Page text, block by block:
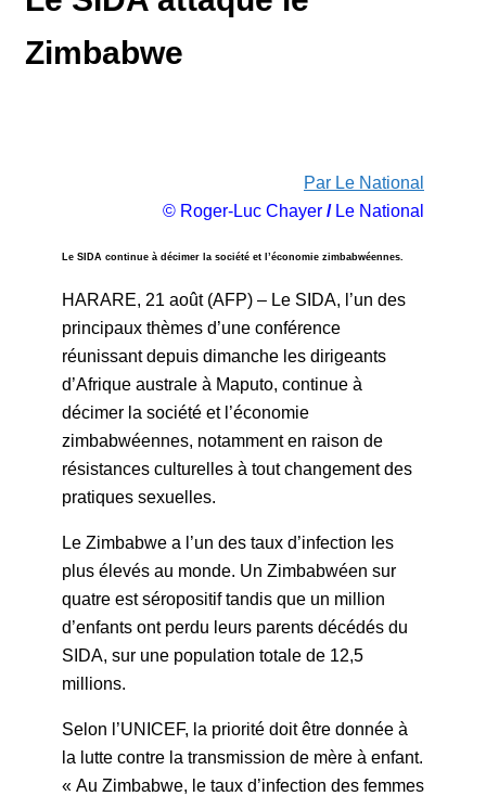
Zimbabwe
Par Le National
© Roger-Luc Chayer /Le National
Le SIDA continue à décimer la société et l’économie zimbabwéennes.
HARARE, 21 août (AFP) – Le SIDA, l’un des
principaux thèmes d’une conférence
réunissant depuis dimanche les dirigeants
d’Afrique australe à Maputo, continue à
décimer la société et l’économie
zimbabwéennes, notamment en raison de
résistances culturelles à tout changement des
pratiques sexuelles.
Le Zimbabwe a l’un des taux d’infection les
plus élevés au monde. Un Zimbabwéen sur
quatre est séropositif tandis que un million
d’enfants ont perdu leurs parents décédés du
SIDA, sur une population totale de 12,5
millions.
Selon l’UNICEF, la priorité doit être donnée à
la lutte contre la transmission de mère à enfant.
« Au Zimbabwe, le taux d’infection des femmes